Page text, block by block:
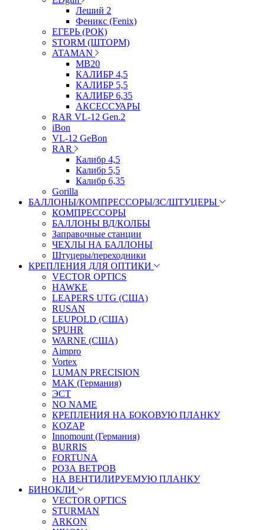
Леший 2
Феникс (Fenix)
ЕГЕРЬ (РОК)
STORM (ШТОРМ)
ATAMAN
МВ20
КАЛИБР 4,5
КАЛИБР 5,5
КАЛИБР 6,35
АКСЕССУАРЫ
RAR VL-12 Gen.2
iBon
VL-12 GeBon
RAR
Калибр 4,5
Калибр 5,5
Калибр 6,35
Gorilla
БАЛЛОНЫ/КОМПРЕССОРЫ/ЗС/ШТУЦЕРЫ
КОМПРЕССОРЫ
БАЛЛОНЫ ВД/КОЛБЫ
Заправочные станции
ЧЕХЛЫ НА БАЛЛОНЫ
Штуцеры/переходники
КРЕПЛЕНИЯ ДЛЯ ОПТИКИ
VECTOR OPTICS
HAWKE
LEAPERS UTG (США)
RUSAN
LEUPOLD (США)
SPUHR
WARNE (США)
Aimpro
Vortex
LUMAN PRECISION
MAK (Германия)
ЭСТ
NO NAME
КРЕПЛЕНИЯ НА БОКОВУЮ ПЛАНКУ
KOZAP
Innomount (Германия)
BURRIS
FORTUNA
РОЗА ВЕТРОВ
НА ВЕНТИЛИРУЕМУЮ ПЛАНКУ
БИНОКЛИ
VECTOR OPTICS
STURMAN
ARKON